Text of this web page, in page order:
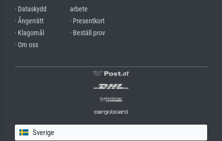
· Dataskydd
· Ångerrätt
· Klagomål
· Om oss
arbete
· Presentkort
· Beställ prov
Sverige